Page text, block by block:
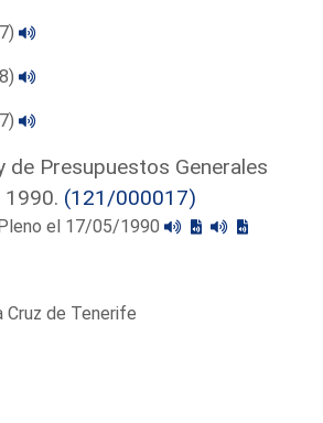
de Presupuestos Generales
1990. (121/000017)
el 17/05/1990
Cruz de Tenerife